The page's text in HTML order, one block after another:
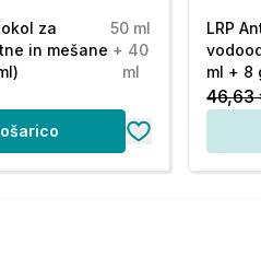
za
in mešane
50 ml
+ 40
ml
LRP
ml + 8
46,63